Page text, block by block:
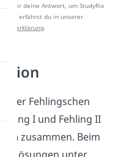
wir deine Antwort, um Studyflix
dazu erfährst du in unserer
.
der Fehlingschen
I und Fehling II
zusammen. Beim